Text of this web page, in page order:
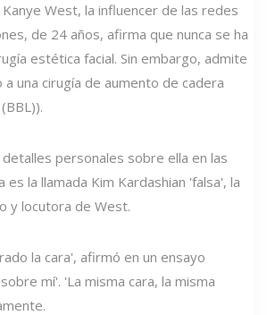
West, la influencer de las redes
de 24 años, afirma que nunca se ha
estética facial. Sin embargo, admite
una cirugía de aumento de cadera
detalles personales sobre ella en las
es la llamada Kim Kardashian 'falsa', la
y locutora de West.
la cara', afirmó en un ensayo
mí'. 'La misma cara, la misma